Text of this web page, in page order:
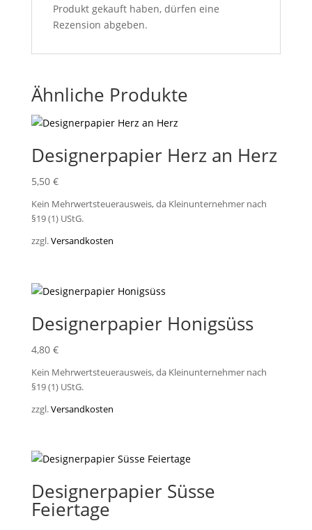
Produkt gekauft haben, dürfen eine
Rezension abgeben.
Ähnliche Produkte
Designerpapier Herz an Herz
5,50 €
Kein Mehrwertsteuerausweis, da Kleinunternehmer nach
§19 (1) UStG.
zzgl.Versandkosten
Designerpapier Honigsüss
4,80 €
Kein Mehrwertsteuerausweis, da Kleinunternehmer nach
§19 (1) UStG.
zzgl.Versandkosten
Designerpapier Süsse
Feiertage